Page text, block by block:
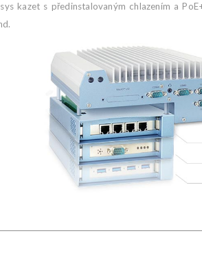
kazet s předinstalovaným chlazením a